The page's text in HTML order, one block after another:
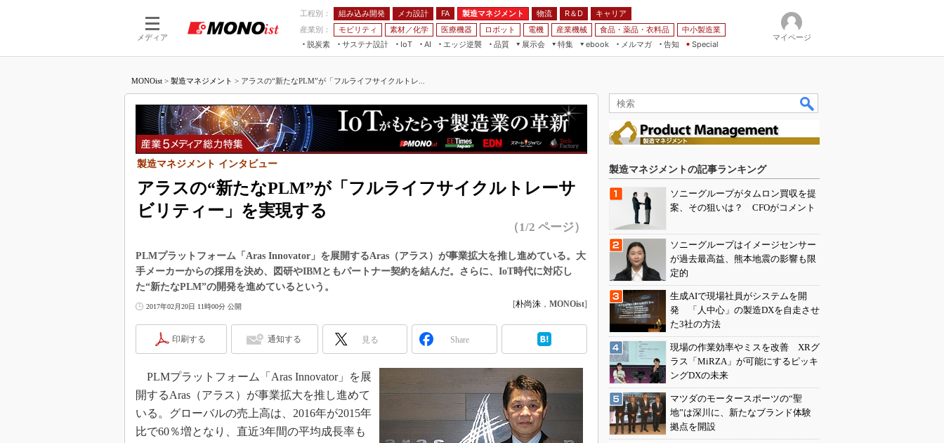
メディア
工程別： 組み込み開発 メカ設計 FA 製造マネジメント 物流 R＆D
キャリア
産業別：
モビリティ 素材／化学 医療機器 ロボット 電機 産業機械 食品・薬品・衣料品
中小製造業
脱炭素
サステナ設計
IoT
つながる工場
つながるサービス
AI
AI×設備保全
Physical AI
エッジ逆襲 品質
展示会
JIMTOF
組込み/エッジ コンピューティング
展＆IoT/5Gソリューション展
IIFES
国際ロボット展
TECHNO-FRONTIER
EdgeTech+
産業オープンネット展
特集
つながるクルマ
5G
VR／AR
フィールドサービス
組み込み画像技術
車載ソフト開発
ISO26262
デジタルツインとCAE
イノベーション
製造業ビッグデータ
ebook
製造マネジメント
FA
モビリティ
メルマガ
告知 Special
マイページ
MONOist > 製造マネジメント > アラスの“新たなPLM”が「フルライフサイクルトレ...
アラスの“新たなPLM”が「フルライフサイクルトレーサ
ビリティー」を実現する
製造マネジメント インタビュー
（1/2 ページ）
PLMプラットフォーム「Aras Innovator」を展開するAras（アラス）が事業拡大を推し進めている。大
手メーカーからの採用を決め、図研やIBMともパートナー契約を結んだ。さらに、IoT時代に対応し
た“新たなPLM”の開発を進めているという。
2017年02月20日 11時00分 公開 [朴尚洙 ， MONOist]
印刷する 通知する 見る Share
PLMプラットフォーム「Aras Innovator」を展
開するAras（アラス）が事業拡大を推し進めて
いる。グローバルの売上高は、2016年が2015年
比で60％増となり、直近3年間の平均成長率も
製造マネジメントの記事ランキング
ソニーグループがタムロン買収を提
案、その狙いは？ CFOがコメント
ソニーグループはイメージセンサー
が過去最高益、熊本地震の影響も限
定的
生成AIで現場社員がシステムを開
発 「人中心」の製造DXを自走させ
た3社の方法
現場の作業効率やミスを改善 XRグ
ラス「MiRZA」が可能にするピッキ
ングDXの未来
マツダのモータースポーツの“聖
地”は深川に、新たなブランド体験
拠点を開設